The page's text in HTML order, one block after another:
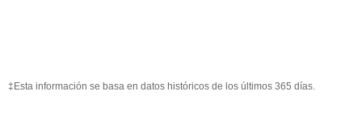
‡Esta información se basa en datos históricos de los últimos 365 días.